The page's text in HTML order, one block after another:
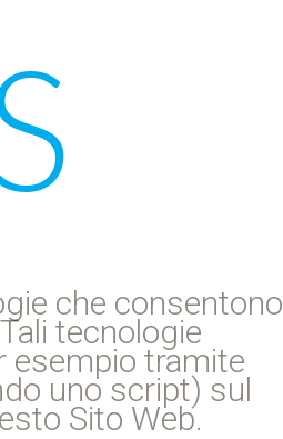
che consentono
tecnologie
esempio tramite
uno script) sul
Sito Web.